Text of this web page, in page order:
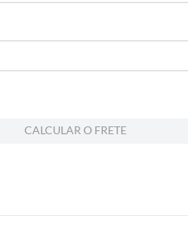
CALCULAR O FRETE